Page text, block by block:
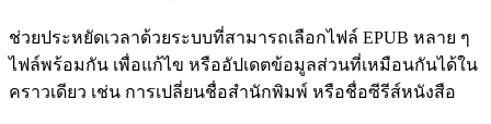
ช่วยประหยัดเวลาด้วยระบบที่สามารถเลือกไฟล์ EPUB หลาย ๆ
ไฟล์พร้อมกัน เพื่อแก้ไข หรืออัปเดตข้อมูลส่วนที่เหมือนกันได้ใน
คราวเดียว เช่น การเปลี่ยนชื่อสำนักพิมพ์ หรือชื่อซีรีส์หนังสือ